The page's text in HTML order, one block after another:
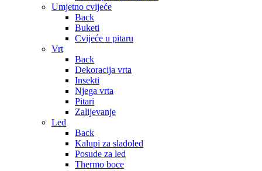
Umjetno cvijeće
Back
Buketi
Cvijeće u pitaru
Vrt
Back
Dekoracija vrta
Insekti
Njega vrta
Pitari
Zalijevanje
Led
Back
Kalupi za sladoled
Posude za led
Thermo boce